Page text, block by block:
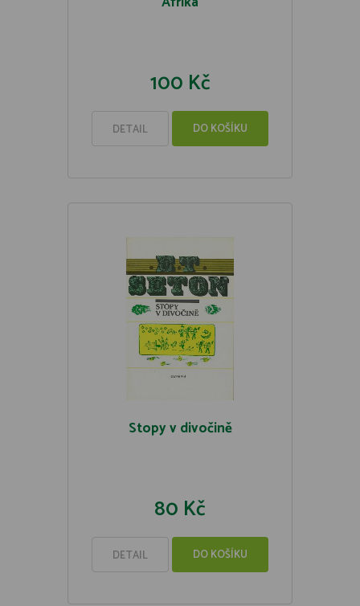
100 Kč
DETAIL DO KOŠÍKU
Stopy v divočině
80 Kč
DETAIL DO KOŠÍKU